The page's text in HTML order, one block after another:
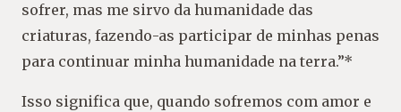
sofrer, mas me sirvo da humanidade das
criaturas, fazendo-as participar de minhas penas
para continuar minha humanidade na terra.”*
Isso significa que, quando sofremos com amor e